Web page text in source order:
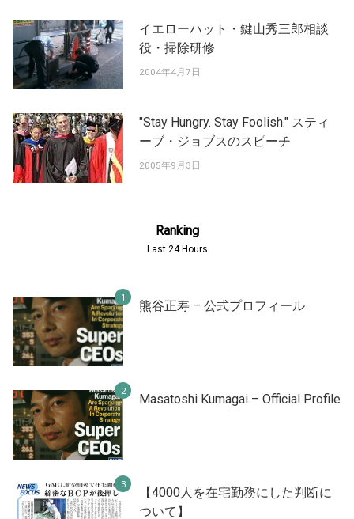
イエローハット・鍵山秀三郎相談
役・掃除研修
2004年4月7日
"Stay Hungry. Stay Foolish." スティ
ーブ・ジョブスのスピーチ
2005年9月3日
Ranking
Last 24 Hours
熊谷正寿 – 公式プロフィール
Masatoshi Kumagai – Official Profile
【4000人を在宅勤務にした判断に
ついて】